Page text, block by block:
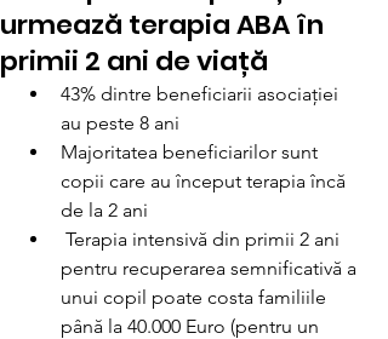
urmează terapia ABA în
primii 2 ani de viață
43% dintre beneficiarii asociației
au peste 8 ani
Majoritatea beneficiarilor sunt
copii care au început terapia încă
de la 2 ani
pentru recuperarea semnificativă a
unui copil poate costa familiile
până la 40.000 Euro (pentru un